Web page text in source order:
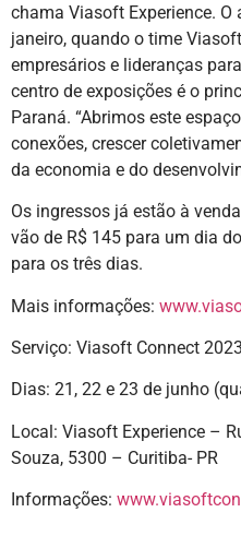
chama Viasoft Experience.
janeiro, quando o time
empresários e lideranças
centro de exposições é o
Paraná. “Abrimos este
conexões, crescer
da economia e do
Os ingressos já estão à
vão de R$ 145 para um dia
para os três dias.
Mais informações:
Serviço: Viasoft Connect 2023
Dias: 21, 22 e 23 de junho
Local: Viasoft Experience –
Souza, 5300 – Curitiba- PR
Informações: